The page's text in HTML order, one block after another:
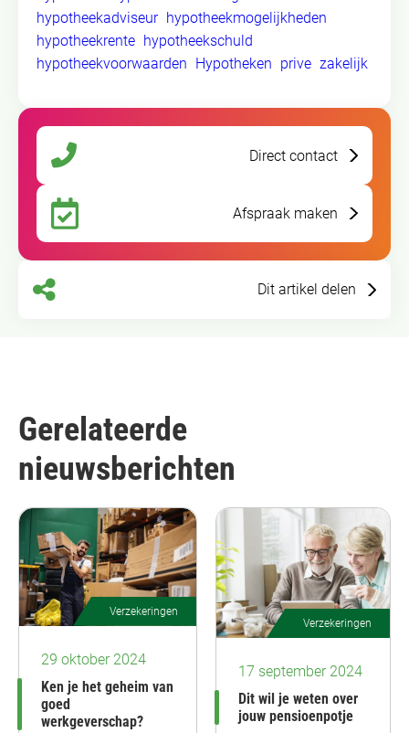
hypotheekadviseur hypotheekmogelijkheden
hypotheekrente hypotheekschuld
hypotheekvoorwaarden
Hypotheken prive zakelijk
Direct contact
Afspraak maken
Dit artikel delen
Gerelateerde
nieuwsberichten
Verzekeringen
29 oktober 2024
Ken je het geheim van
goed
werkgeverschap?
Verzekeringen
17 september 2024
Dit wil je weten over
jouw pensioenpotje